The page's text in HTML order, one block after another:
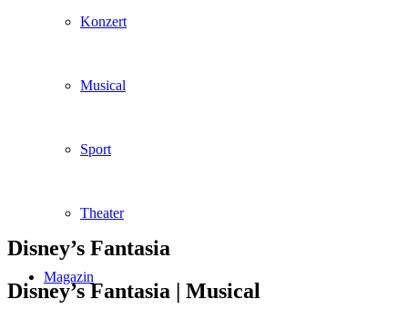
Konzert
Musical
Sport
Theater
Magazin
Disney’s Fantasia
Disney’s Fantasia | Musical